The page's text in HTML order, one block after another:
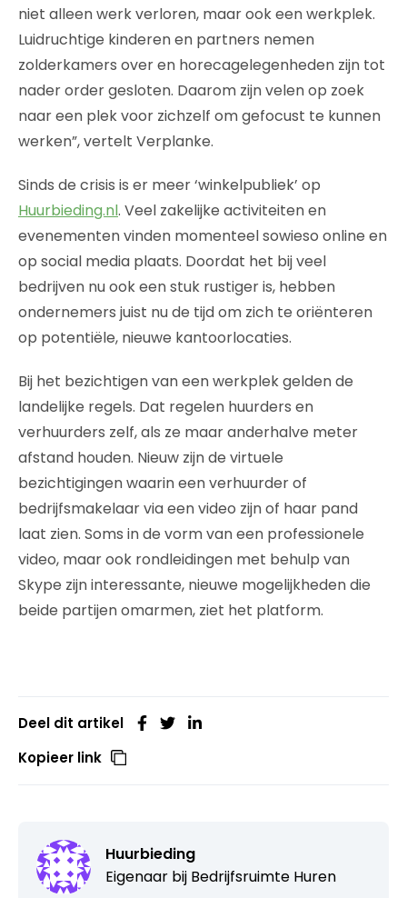
niet alleen werk verloren, maar ook een werkplek.
Luidruchtige kinderen en partners nemen
zolderkamers over en horecagelegenheden zijn tot
nader order gesloten. Daarom zijn velen op zoek
naar een plek voor zichzelf om gefocust te kunnen
werken”, vertelt Verplanke.
Sinds de crisis is er meer ‘winkelpubliek’ op
Huurbieding.nl. Veel zakelijke activiteiten en
evenementen vinden momenteel sowieso online en
op social media plaats. Doordat het bij veel
bedrijven nu ook een stuk rustiger is, hebben
ondernemers juist nu de tijd om zich te oriënteren
op potentiële, nieuwe kantoorlocaties.
Bij het bezichtigen van een werkplek gelden de
landelijke regels. Dat regelen huurders en
verhuurders zelf, als ze maar anderhalve meter
afstand houden. Nieuw zijn de virtuele
bezichtigingen waarin een verhuurder of
bedrijfsmakelaar via een video zijn of haar pand
laat zien. Soms in de vorm van een professionele
video, maar ook rondleidingen met behulp van
Skype zijn interessante, nieuwe mogelijkheden die
beide partijen omarmen, ziet het platform.
Deel dit artikel
Kopieer link
Huurbieding
Eigenaar bij Bedrijfsruimte Huren